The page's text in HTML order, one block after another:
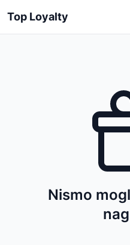
Top Loyalty
Nismo